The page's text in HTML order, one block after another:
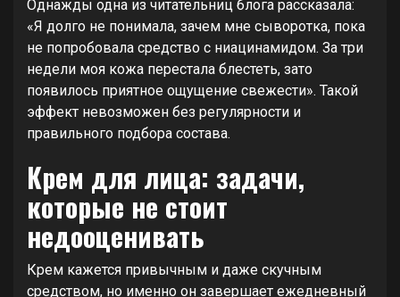
Однажды одна из читательниц блога рассказала:
«Я долго не понимала, зачем мне сыворотка, пока
не попробовала средство с ниацинамидом. За три
недели моя кожа перестала блестеть, зато
появилось приятное ощущение свежести». Такой
эффект невозможен без регулярности и
правильного подбора состава.
Крем для лица: задачи,
которые не стоит
недооценивать
Крем кажется привычным и даже скучным
средством, но именно он завершает ежедневный